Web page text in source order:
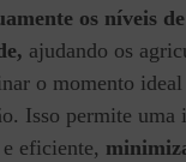
os níveis de
ajudando os
o momento ideal
Isso permite uma
eficiente,